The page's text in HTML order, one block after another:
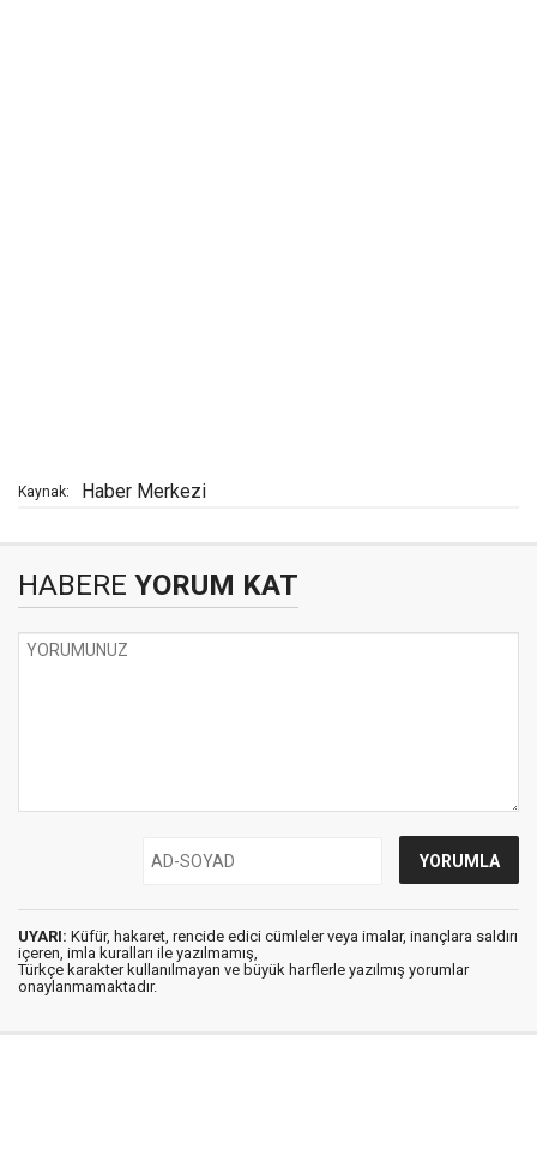
Kaynak: Haber Merkezi
HABERE YORUM KAT
UYARI: Küfür, hakaret, rencide edici cümleler veya imalar, inançlara saldırı
içeren, imla kuralları ile yazılmamış,
Türkçe karakter kullanılmayan ve büyük harflerle yazılmış yorumlar
onaylanmamaktadır.